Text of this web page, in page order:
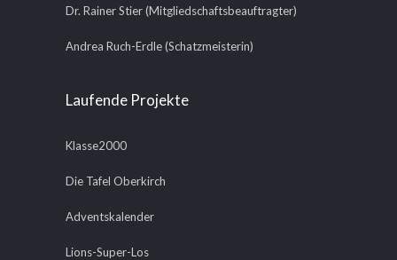
Dr. Rainer Stier (Mitgliedschaftsbeauftragter)
Andrea Ruch-Erdle (Schatzmeisterin)
Laufende Projekte
Klasse2000
Die Tafel Oberkirch
Adventskalender
Lions-Super-Los